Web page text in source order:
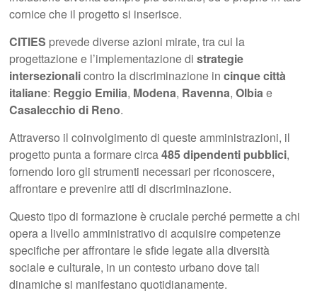
cornice che il progetto si inserisce.
CITIES prevede diverse azioni mirate, tra cui la
progettazione e l’implementazione distrategie
intersezionalicontro la discriminazione incinque città
italiane: Reggio Emilia, Modena, Ravenna,Olbiae
Casalecchio di Reno.
Attraverso il coinvolgimento di queste amministrazioni, il
progetto punta a formare circa485 dipendenti pubblici,
fornendo loro gli strumenti necessari per riconoscere,
affrontare e prevenire atti di discriminazione.
Questo tipo di formazione è cruciale perché permette a chi
opera a livello amministrativo di acquisire competenze
specifiche per affrontare le sfide legate alla diversità
sociale e culturale, in un contesto urbano dove tali
dinamiche si manifestano quotidianamente.